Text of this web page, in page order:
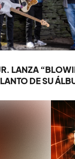
LANZA
DE SU